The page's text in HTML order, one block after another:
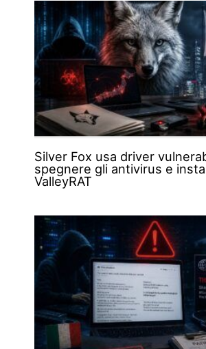
Silver Fox usa driver
spegnere gli antivirus e
ValleyRAT